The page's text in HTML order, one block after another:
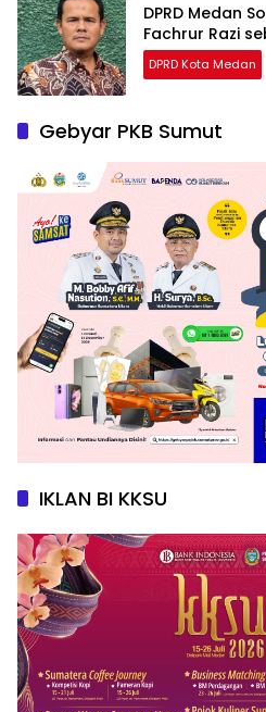
DPRD Medan
Fachrur Razi
DPRD Kota Medan
Gebyar PKB Sumut
IKLAN BI KKSU